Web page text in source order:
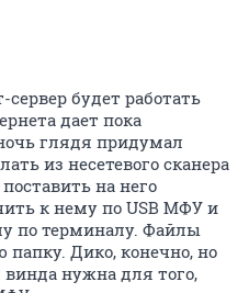
будет работать
дает пока
глядя придумал
из несетевого сканера
на него
к нему по USB МФУ и
по терминалу. Файлы
Дико, конечно, но
винда нужна для того,